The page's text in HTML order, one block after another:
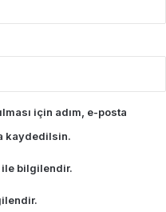
için adım, e-posta
kaydedilsin.
ile bilgilendir.